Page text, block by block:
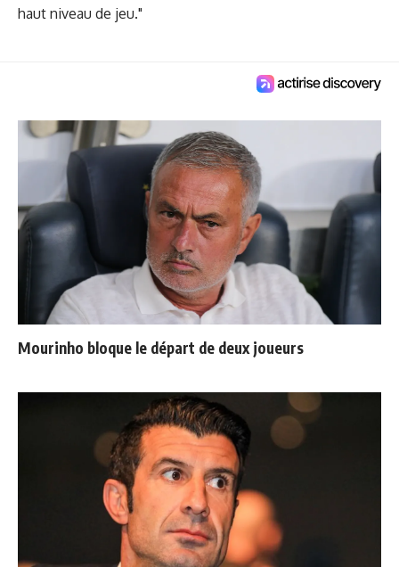
haut niveau de jeu."
Mourinho bloque le départ de deux joueurs